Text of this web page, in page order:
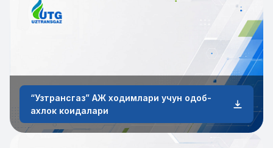
“Узтрансгаз” АЖ ходимлари учун одоб-
ахлок коидалари